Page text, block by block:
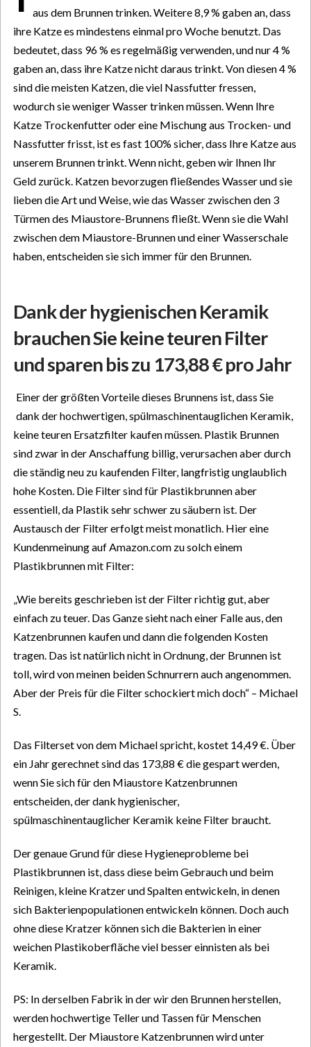
aus dem Brunnen trinken. Weitere 8,9 % gaben an, dass
ihre Katze es mindestens einmal pro Woche benutzt. Das
bedeutet, dass 96 % es regelmäßig verwenden, und nur 4 %
gaben an, dass ihre Katze nicht daraus trinkt. Von diesen 4 %
sind die meisten Katzen, die viel Nassfutter fressen,
wodurch sie weniger Wasser trinken müssen. Wenn Ihre
Katze Trockenfutter oder eine Mischung aus Trocken- und
Nassfutter frisst, ist es fast 100% sicher, dass Ihre Katze aus
unserem Brunnen trinkt. Wenn nicht, geben wir Ihnen Ihr
Geld zurück. Katzen bevorzugen fließendes Wasser und sie
lieben die Art und Weise, wie das Wasser zwischen den 3
Türmen des Miaustore-Brunnens fließt. Wenn sie die Wahl
zwischen dem Miaustore-Brunnen und einer Wasserschale
haben, entscheiden sie sich immer für den Brunnen.
Dank der hygienischen Keramik
brauchen Sie keine teuren Filter
und sparen bis zu 173,88 € pro Jahr
Einer der größten Vorteile dieses Brunnens ist, dass Sie
dank der hochwertigen, spülmaschinentauglichen Keramik,
keine teuren Ersatzfilter kaufen müssen. Plastik Brunnen
sind zwar in der Anschaffung billig, verursachen aber durch
die ständig neu zu kaufenden Filter, langfristig unglaublich
hohe Kosten. Die Filter sind für Plastikbrunnen aber
essentiell, da Plastik sehr schwer zu säubern ist. Der
Austausch der Filter erfolgt meist monatlich. Hier eine
Kundenmeinung auf Amazon.com zu solch einem
Plastikbrunnen mit Filter:
„Wie bereits geschrieben ist der Filter richtig gut, aber
einfach zu teuer. Das Ganze sieht nach einer Falle aus, den
Katzenbrunnen kaufen und dann die folgenden Kosten
tragen. Das ist natürlich nicht in Ordnung, der Brunnen ist
toll, wird von meinen beiden Schnurrern auch angenommen.
Aber der Preis für die Filter schockiert mich doch“ – Michael
S.
Das Filterset von dem Michael spricht, kostet 14,49 €. Über
ein Jahr gerechnet sind das 173,88 € die gespart werden,
wenn Sie sich für den Miaustore Katzenbrunnen
entscheiden, der dank hygienischer,
spülmaschinentauglicher Keramik keine Filter braucht.
Der genaue Grund für diese Hygieneprobleme bei
Plastikbrunnen ist, dass diese beim Gebrauch und beim
Reinigen, kleine Kratzer und Spalten entwickeln, in denen
sich Bakterienpopulationen entwickeln können. Doch auch
ohne diese Kratzer können sich die Bakterien in einer
weichen Plastikoberfläche viel besser einnisten als bei
Keramik.
PS: In derselben Fabrik in der wir den Brunnen herstellen,
werden hochwertige Teller und Tassen für Menschen
hergestellt. Der Miaustore Katzenbrunnen wird unter